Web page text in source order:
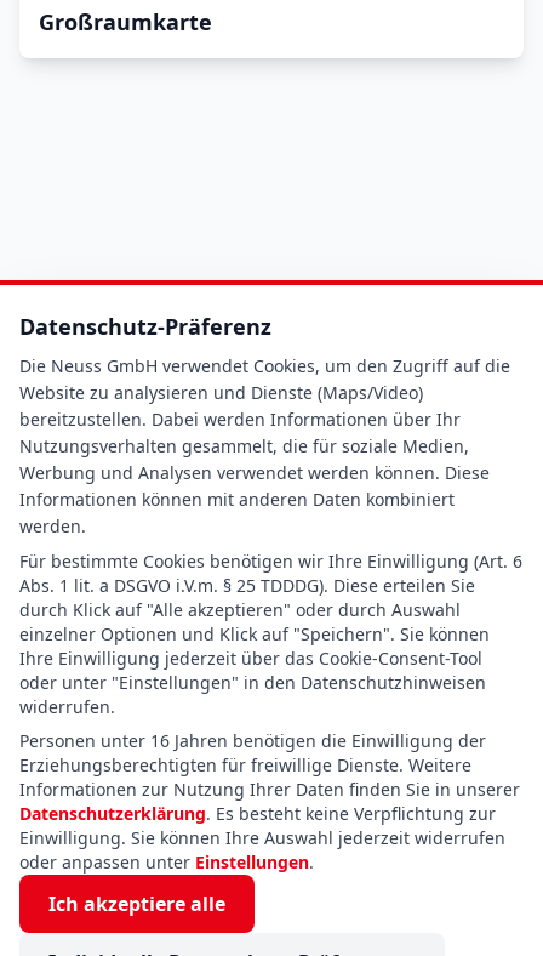
Großraumkarte
Datenschutz-Präferenz
Die Neuss GmbH verwendet Cookies, um den Zugriff auf die
Website zu analysieren und Dienste (Maps/Video)
bereitzustellen. Dabei werden Informationen über Ihr
Nutzungsverhalten gesammelt, die für soziale Medien,
Werbung und Analysen verwendet werden können. Diese
Informationen können mit anderen Daten kombiniert
werden.
Für bestimmte Cookies benötigen wir Ihre Einwilligung (Art. 6
Abs. 1 lit. a DSGVO i.V.m. § 25 TDDDG). Diese erteilen Sie
durch Klick auf "Alle akzeptieren" oder durch Auswahl
einzelner Optionen und Klick auf "Speichern". Sie können
Ihre Einwilligung jederzeit über das Cookie-Consent-Tool
oder unter "Einstellungen" in den Datenschutzhinweisen
widerrufen.
Personen unter 16 Jahren benötigen die Einwilligung der
Erziehungsberechtigten für freiwillige Dienste. Weitere
Informationen zur Nutzung Ihrer Daten finden Sie in unserer
Datenschutzerklärung. Es besteht keine Verpflichtung zur
Einwilligung. Sie können Ihre Auswahl jederzeit widerrufen
oder anpassen unter Einstellungen.
Ich akzeptiere alle